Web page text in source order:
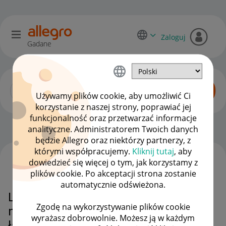
Używamy plików cookie, aby umożliwić Ci
korzystanie z naszej strony, poprawiać jej
funkcjonalność oraz przetwarzać informacje
analityczne. Administratorem Twoich danych
będzie Allegro oraz niektórzy partnerzy, z
którymi współpracujemy. Kliknij tutaj, aby
dowiedzieć się więcej o tym, jak korzystamy z
plików cookie. Po akceptacji strona zostanie
automatycznie odświeżona.
Zgodę na wykorzystywanie plików cookie
wyrażasz dobrowolnie. Możesz ją w każdym
Gadane
Zaloguj
Początkujący sprzedawcy OPCJE
Licytacja charytatywne na WOŚP -
nie mogę wystawić stacji
WSZYSTKIE TEMATY